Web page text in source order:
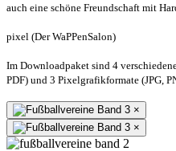
auch eine schöne Freundschaft mit
pixel (Der WaPPenSalon)
Im Downloadpaket sind 4
PDF) und 3 Pixelgrafikformate (JPG,
×
×